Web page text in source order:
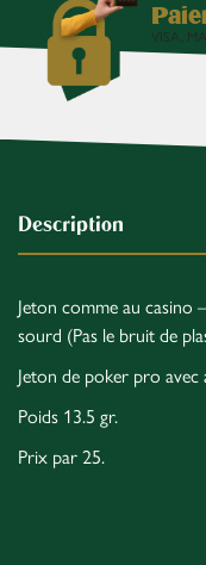
VISA,
Description
Jeton comme au casino
sourd (Pas le bruit de
Jeton de poker pro avec
Poids 13.5 gr.
Prix par 25.